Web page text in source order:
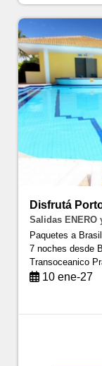
Disfrutá
Salidas ENERO
Paquetes a
7 nochesdesde
Transoceanico
10 ene-27